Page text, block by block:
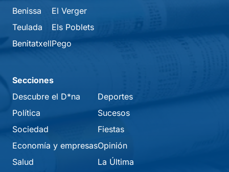
Benissa
Teulada
Benitatxell
El Verger
Els Poblets
Pego
Secciones
Descubre el D*na
Política
Sociedad
Economía y empresas
Salud
Deportes
Sucesos
Fiestas
Opinión
La Última